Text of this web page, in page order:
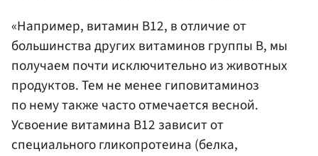
«Например, витамин В12, в отличие от
большинства других витаминов группы В, мы
получаем почти исключительно из животных
продуктов. Тем не менее гиповитаминоз
по нему также часто отмечается весной.
Усвоение витамина В12 зависит от
специального гликопротеина (белка,